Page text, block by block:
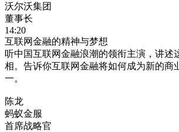
沃尔沃集团
董事长
14:20
互联网金融的精神与梦想
听中国互联网金融浪潮的领衔主演，讲述
相。告诉你互联网金融将如何成为新的商
一。
陈龙
蚂蚁金服
首席战略官